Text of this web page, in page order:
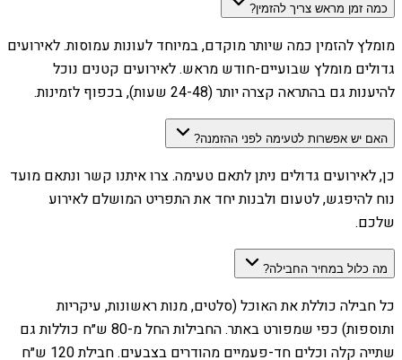
כמה זמן מראש צריך להזמין?
מומלץ להזמין כמה שיותר מוקדם, במיוחד לעונות עמוסות. לאירועים
גדולים מומלץ שבועיים-חודש מראש. לאירועים קטנים נוכל
להיענות גם בהתראה קצרה יותר (24-48 שעות), בכפוף לזמינות.
האם יש אפשרות לטעימה לפני ההזמנה?
כן, לאירועים גדולים ניתן לתאם טעימה. צרו איתנו קשר ונתאם מועד
נוח להיפגש, לטעום ולבנות יחד את התפריט המושלם לאירוע
שלכם.
מה כלול במחיר החבילה?
כל חבילה כוללת את האוכל (סלטים, מנות ראשונות, עיקריות
ותוספות) כפי שמפורט באתר. החבילות החל מ-80 ש״ח כוללות גם
שתייה קלה וכלים חד-פעמיים מהודרים בצבעים. חבילת 120 ש״ח